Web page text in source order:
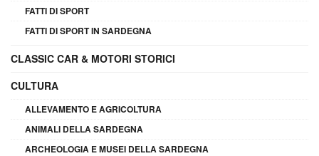
FATTI DI SPORT
FATTI DI SPORT IN SARDEGNA
CLASSIC CAR & MOTORI STORICI
CULTURA
ALLEVAMENTO E AGRICOLTURA
ANIMALI DELLA SARDEGNA
ARCHEOLOGIA E MUSEI DELLA SARDEGNA